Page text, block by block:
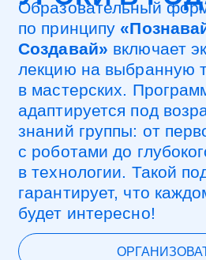
ОРГАНИЗОВАТЬ
МАСШТАБНЫЕ